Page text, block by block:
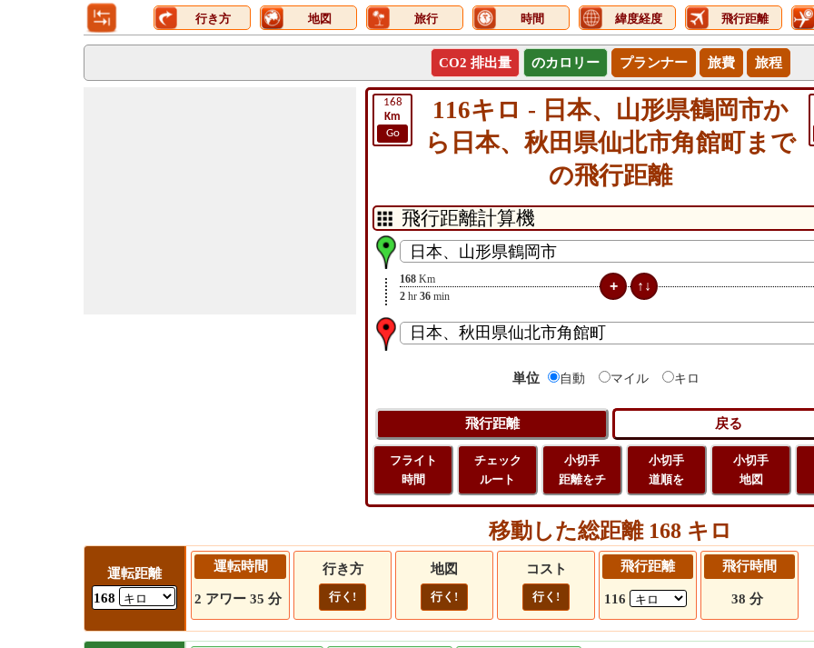
行き方 地図 旅行 時間 緯度経度 飛行距離
CO2 排出量 のカロリー プランナー 旅費 旅程
168
Km
Go
116キロ - 日本、山形県鶴岡市か
ら日本、秋田県仙北市角館町まで
の飛行距離
168 Km
2 hr 36 min
単位 自動 マイル キロ
フライト
時間
チェック
ルート
小切手
距離をチ
小切手
道順を
小切手
地図
移動した総距離 168 キロ
運転距離
168
運転時間
2 アワー 35 分
行き方
行く!
地図
行く!
コスト
行く!
飛行距離
116
飛行時間
38 分